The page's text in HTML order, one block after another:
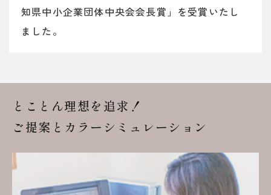
知県中小企業団体中央会会長賞」を受賞いたし
ました。
とことん理想を追求！
ご提案とカラーシミュレーション